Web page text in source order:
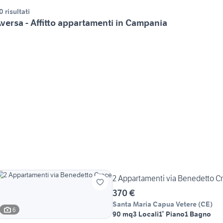
risultati
- Affitto appartamenti in Campania
6
2 Appartamenti via Benedetto
370 €
Santa Maria Capua Vetere (CE)
90 mq3 Locali1° Piano1 Bagno